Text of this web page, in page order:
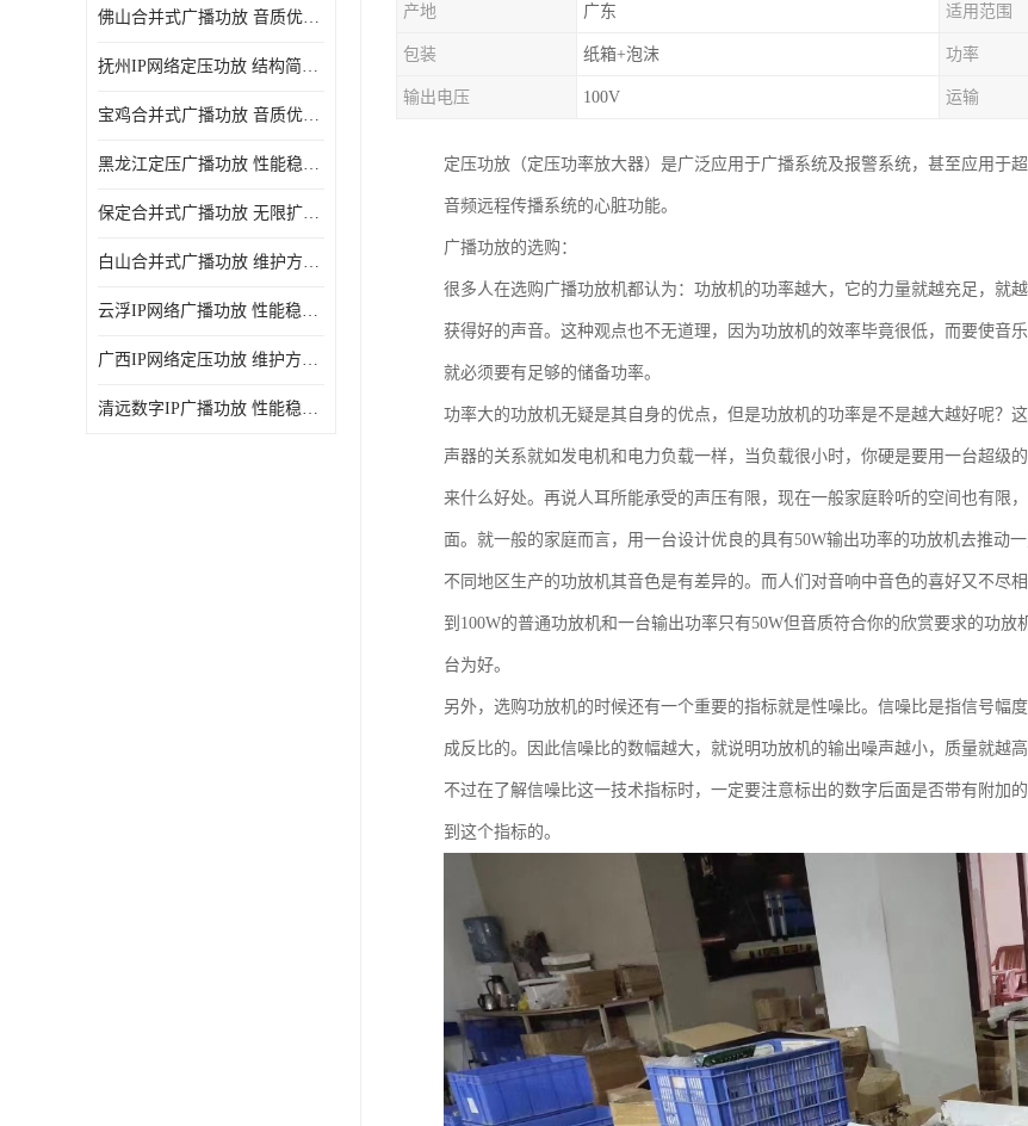
佛山合并式广播功放 音质优美清晰 输出电压大 电流小
抚州IP网络定压功放 结构简单 多应用于公共场合
宝鸡合并式广播功放 音质优美清晰 维护方便
黑龙江定压广播功放 性能稳定 无限扩容
保定合并式广播功放 无限扩容 设计结构简单
白山合并式广播功放 维护方便 多应用于公共场合
云浮IP网络广播功放 性能稳定 设计结构简单
广西IP网络定压功放 维护方便 多应用于公共场合
清远数字IP广播功放 性能稳定 传输距离远
产地 广东 适用范围
包装 纸箱+泡沫 功率
输出电压 100V 运输
定压功放（定压功率放大器）是广泛应用于广播系统及报警系统，甚至应用于
音频远程传播系统的心脏功能。
广播功放的选购：
很多人在选购广播功放机都认为：功放机的功率越大，它的力量就越充足，就
获得好的声音。这种观点也不无道理，因为功放机的效率毕竟很低，而要使音
就必须要有足够的储备功率。
功率大的功放机无疑是其自身的优点，但是功放机的功率是不是越大越好呢？
声器的关系就如发电机和电力负载一样，当负载很小时，你硬是要用一台超级
来什么好处。再说人耳所能承受的声压有限，现在一般家庭聆听的空间也有限
面。就一般的家庭而言，用一台设计优良的具有50W输出功率的功放机去推动
不同地区生产的功放机其音色是有差异的。而人们对音响中音色的喜好又不尽
到100W的普通功放机和一台输出功率只有50W但音质符合你的欣赏要求的功
台为好。
另外，选购功放机的时候还有一个重要的指标就是性噪比。信噪比是指信号幅
成反比的。因此信噪比的数幅越大，就说明功放机的输出噪声越小，质量就越
不过在了解信噪比这一技术指标时，一定要注意标出的数字后面是否带有附加
到这个指标的。